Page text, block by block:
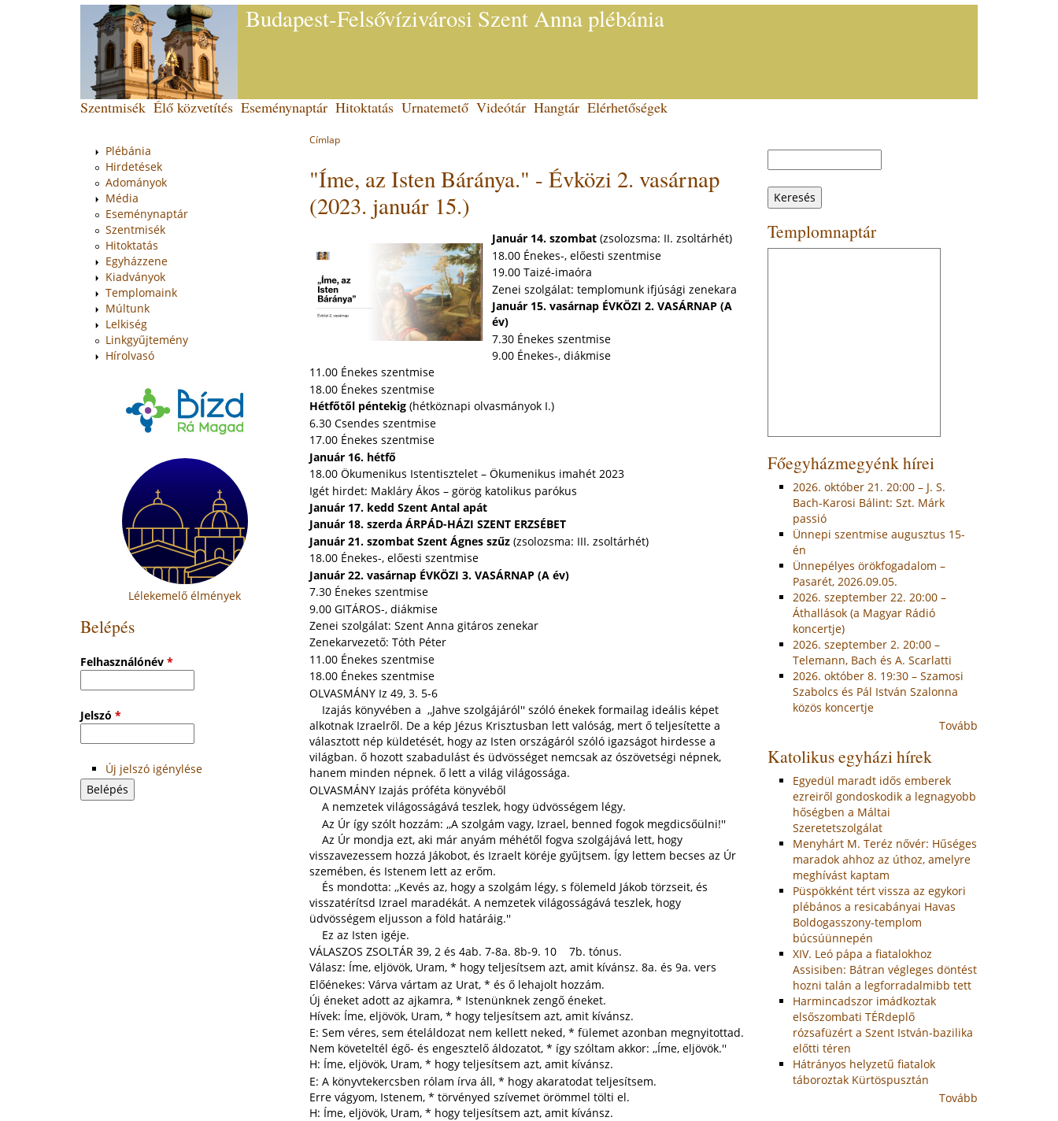
Budapest-Felsővízivárosi Szent Anna plébánia
are
here
Címlap
to
top
"Íme, az Isten Báránya." - Évközi 2. vasárnap
(2023. január 15.)
Január 14. szombat (zsolozsma: II. zsoltárhét)
18.00 Énekes-, előesti szentmise
19.00 Taizé-imaóra
Zenei szolgálat: templomunk ifjúsági zenekara
Január 15. vasárnap ÉVKÖZI 2. VASÁRNAP (A
év)
7.30 Énekes szentmise
9.00 Énekes-, diákmise
11.00 Énekes szentmise
18.00 Énekes szentmise
Hétfőtől péntekig (hétköznapi olvasmányok I.)
6.30 Csendes szentmise
17.00 Énekes szentmise
Január 16. hétfő
18.00 Ökumenikus Istentisztelet – Ökumenikus imahét 2023
Igét hirdet: Makláry Ákos – görög katolikus parókus
Január 17. kedd Szent Antal apát
Január 18. szerda ÁRPÁD-HÁZI SZENT ERZSÉBET
Január 21. szombat Szent Ágnes szűz (zsolozsma: III. zsoltárhét)
18.00 Énekes-, előesti szentmise
Január 22. vasárnap ÉVKÖZI 3. VASÁRNAP (A év)
7.30 Énekes szentmise
9.00 GITÁROS-, diákmise
Zenei szolgálat: Szent Anna gitáros zenekar
Zenekarvezető: Tóth Péter
11.00 Énekes szentmise
18.00 Énekes szentmise
OLVASMÁNY Iz 49, 3. 5-6
Izajás könyvében a ,,Jahve szolgájáról'' szóló énekek formailag ideális képet
alkotnak Izraelről. De a kép Jézus Krisztusban lett valóság, mert ő teljesítette a
választott nép küldetését, hogy az Isten országáról szóló igazságot hirdesse a
világban. ő hozott szabadulást és üdvösséget nemcsak az ószövetségi népnek,
hanem minden népnek. ő lett a világ világossága.
OLVASMÁNY Izajás próféta könyvéből
A nemzetek világosságává teszlek, hogy üdvösségem légy.
Az Úr így szólt hozzám: ,,A szolgám vagy, Izrael, benned fogok megdicsőülni!''
Az Úr mondja ezt, aki már anyám méhétől fogva szolgájává lett, hogy
visszavezessem hozzá Jákobot, és Izraelt köréje gyűjtsem. Így lettem becses az Úr
szemében, és Istenem lett az erőm.
És mondotta: ,,Kevés az, hogy a szolgám légy, s fölemeld Jákob törzseit, és
visszatérítsd Izrael maradékát. A nemzetek világosságává teszlek, hogy
üdvösségem eljusson a föld határáig.''
Ez az Isten igéje.
VÁLASZOS ZSOLTÁR 39, 2 és 4ab. 7-8a. 8b-9. 10 7b. tónus.
Válasz: Íme, eljövök, Uram, * hogy teljesítsem azt, amit kívánsz. 8a. és 9a. vers
Előénekes: Várva vártam az Urat, * és ő lehajolt hozzám.
Új éneket adott az ajkamra, * Istenünknek zengő éneket.
Hívek: Íme, eljövök, Uram, * hogy teljesítsem azt, amit kívánsz.
E: Sem véres, sem ételáldozat nem kellett neked, * fülemet azonban megnyitottad.
Nem követeltél égő- és engesztelő áldozatot, * így szóltam akkor: ,,Íme, eljövök.''
H: Íme, eljövök, Uram, * hogy teljesítsem azt, amit kívánsz.
E: A könyvtekercsben rólam írva áll, * hogy akaratodat teljesítsem.
Erre vágyom, Istenem, * törvényed szívemet örömmel tölti el.
H: Íme, eljövök, Uram, * hogy teljesítsem azt, amit kívánsz.
Back
menu
Szentmisék Élő közvetítés Eseménynaptár Hitoktatás Urnatemető Videótár Hangtár Elérhetőségek
Plébánia
Hirdetések
Adományok
Média
Eseménynaptár
Szentmisék
Hitoktatás
Egyházzene
Kiadványok
Templomaink
Múltunk
Lelkiség
Linkgyűjtemény
Hírolvasó
Lélekemelő élmények
Belépés
Felhasználónév *
Jelszó *
Új jelszó igénylése
Keresés
űrlap
Templomnaptár
Főegyházmegyénk hírei
2026. október 21. 20:00 – J. S.
Bach-Karosi Bálint: Szt. Márk
passió
Ünnepi szentmise augusztus 15-
én
Ünnepélyes örökfogadalom –
Pasarét, 2026.09.05.
2026. szeptember 22. 20:00 –
Áthallások (a Magyar Rádió
koncertje)
2026. szeptember 2. 20:00 –
Telemann, Bach és A. Scarlatti
2026. október 8. 19:30 – Szamosi
Szabolcs és Pál István Szalonna
közös koncertje
Tovább
Katolikus egyházi hírek
Egyedül maradt idős emberek
ezreiről gondoskodik a legnagyobb
hőségben a Máltai
Szeretetszolgálat
Menyhárt M. Teréz nővér: Hűséges
maradok ahhoz az úthoz, amelyre
meghívást kaptam
Püspökként tért vissza az egykori
plébános a resicabányai Havas
Boldogasszony-templom
búcsúünnepén
XIV. Leó pápa a fiatalokhoz
Assisiben: Bátran végleges döntést
hozni talán a legforradalmibb tett
Harmincadszor imádkoztak
elsőszombati TÉRdeplő
rózsafüzért a Szent István-bazilika
előtti téren
Hátrányos helyzetű fiatalok
táboroztak Kürtöspusztán
Tovább